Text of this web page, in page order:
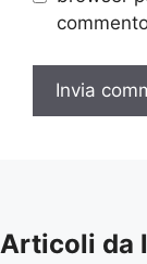
Articoli da